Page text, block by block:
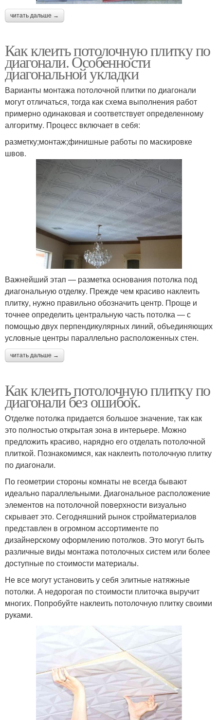
читать дальше →
Как клеить потолочную плитку по
диагонали. Особенности
диагональной укладки
Варианты монтажа потолочной плитки по диагонали
могут отличаться, тогда как схема выполнения работ
примерно одинаковая и соответствует определенному
алгоритму. Процесс включает в себя:
разметку;монтаж;финишные работы по маскировке
швов.
Важнейший этап — разметка основания потолка под
диагональную отделку. Прежде чем красиво наклеить
плитку, нужно правильно обозначить центр. Проще и
точнее определить центральную часть потолка — с
помощью двух перпендикулярных линий, объединяющих
условные центры параллельно расположенных стен.
читать дальше →
Как клеить потолочную плитку по
диагонали без ошибок.
Отделке потолка придается большое значение, так как
это полностью открытая зона в интерьере. Можно
предложить красиво, нарядно его отделать потолочной
плиткой. Познакомимся, как наклеить потолочную плитку
по диагонали.
По геометрии стороны комнаты не всегда бывают
идеально параллельными. Диагональное расположение
элементов на потолочной поверхности визуально
скрывает это. Сегодняшний рынок стройматериалов
представлен в огромном ассортименте по
дизайнерскому оформлению потолков. Это могут быть
различные виды монтажа потолочных систем или более
доступные по стоимости материалы.
Не все могут установить у себя элитные натяжные
потолки. А недорогая по стоимости плиточка выручит
многих. Попробуйте наклеить потолочную плитку своими
руками.